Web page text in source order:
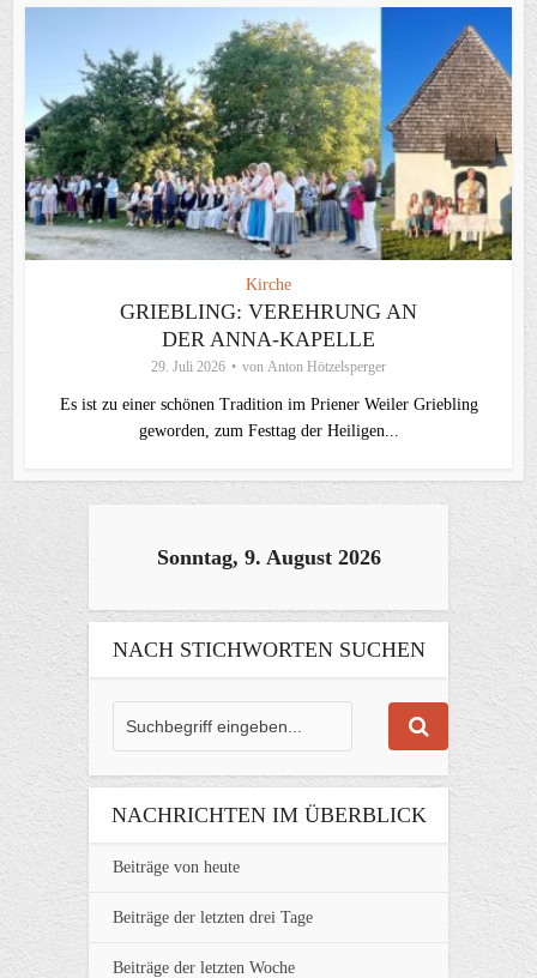
Kirche
GRIEBLING: VEREHRUNG AN
DER ANNA-KAPELLE
29. Juli 2026 von Anton Hötzelsperger
Es ist zu einer schönen Tradition im Priener Weiler Griebling
geworden, zum Festtag der Heiligen...
Sonntag, 9. August 2026
NACH STICHWORTEN SUCHEN
NACHRICHTEN IM ÜBERBLICK
Beiträge von heute
Beiträge der letzten drei Tage
Beiträge der letzten Woche